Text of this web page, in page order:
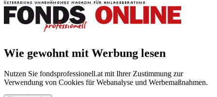
Wie gewohnt mit Werbung lesen
Nutzen Sie fondsprofessionell.at mit Ihrer Zustimmung zur
Verwendung von Cookies für Webanalyse und Werbemaßnahmen.